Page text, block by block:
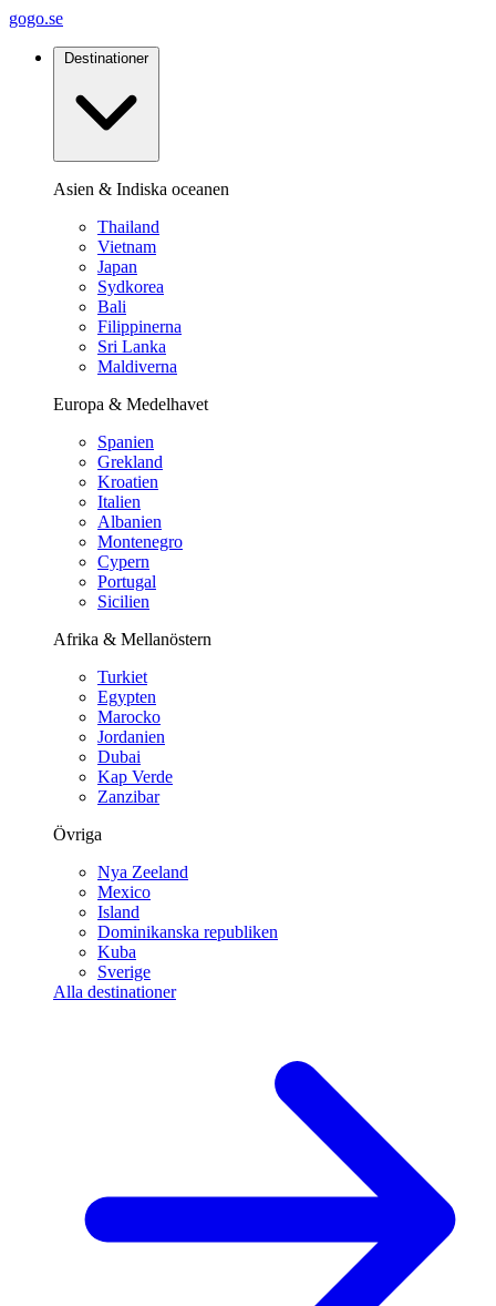
gogo.se
Destinationer
Asien & Indiska oceanen
Thailand
Vietnam
Japan
Sydkorea
Bali
Filippinerna
Sri Lanka
Maldiverna
Europa & Medelhavet
Spanien
Grekland
Kroatien
Italien
Albanien
Montenegro
Cypern
Portugal
Sicilien
Afrika & Mellanöstern
Turkiet
Egypten
Marocko
Jordanien
Dubai
Kap Verde
Zanzibar
Övriga
Nya Zeeland
Mexico
Island
Dominikanska republiken
Kuba
Sverige
Alla destinationer